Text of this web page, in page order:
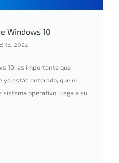
Windows 10
2024
10, es importante que
ya estás enterado, que el
sistema operativo llega a su